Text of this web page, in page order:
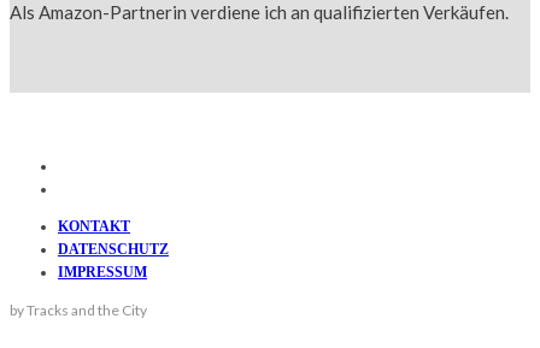
Als Amazon-Partnerin verdiene ich an qualifizierten Verkäufen.
KONTAKT
DATENSCHUTZ
IMPRESSUM
by Tracks and the City